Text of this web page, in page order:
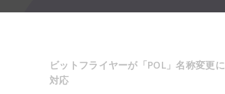
ビットフライヤーが「POL」名称変更に
対応